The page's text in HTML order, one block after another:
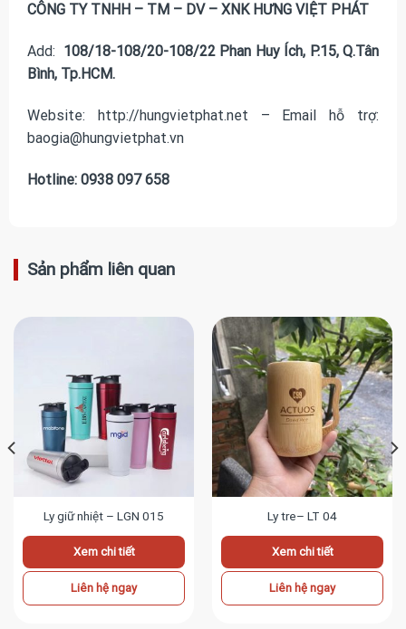
CÔNG TY TNHH – TM – DV – XNK HƯNG VIỆT PHÁT
Add: 108/18-108/20-108/22 Phan Huy Ích, P.15, Q.Tân
Bình, Tp.HCM.
Website: http://hungvietphat.net – Email hỗ trợ:
baogia@hungvietphat.vn
Hotline: 0938 097 658
Sản phẩm liên quan
Ly giữ nhiệt – LGN 015
Xem chi tiết
Liên hệ ngay
Ly tre– LT 04
Xem chi tiết
Liên hệ ngay